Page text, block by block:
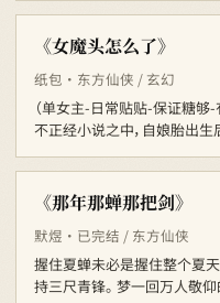
《女魔头怎么了》
纸包 · 东方仙侠 / 玄幻
（单女主-日常贴贴-保证糖够
不正经小说之中，自娘胎出
《那年那蝉那把剑》
默煜 · 已完结 / 东方仙侠
握住夏蝉未必是握住整个夏天
持三尺青锋。 梦一回万人敬